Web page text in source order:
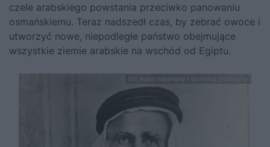
czele arabskiego powstania przeciwko pano­waniu
osmańskiemu. Teraz nadszedł czas, by zebrać owoce i
utworzyć nowe, niepodległe państwo obejmujące
wszystkie ziemie arabskie na wschód od Egiptu.
fot.Autor nieznany / domena publiczna